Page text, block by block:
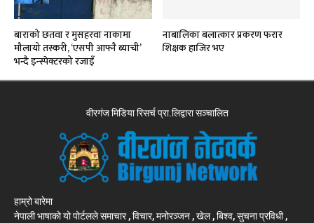
बाराको छतवा र मुसहरवा नाकामा
मौलायो तस्करी, ‘एसपी आफ्नै ब्याची’
भन्दै इन्स्पेक्टरको रजाइँ
नाबालिका बलात्कार प्रकरण फरार
शिक्षक हाजिर भए
वीरगंज मिडिया रिसर्च प्रा.लिद्वारा सञ्चालित
हाम्रो बारेमा
नेपाली भाषाको यो पोर्टलले समाचार , विचार, मनोरञ्जन , खेल , बिश्व, सुचना प्रविधी ,